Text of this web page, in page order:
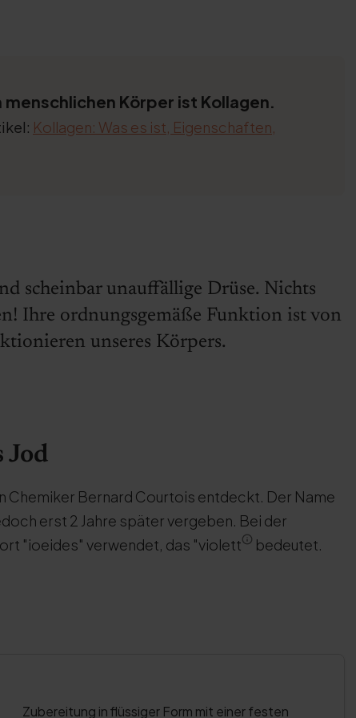
Körper ist Kollagen.
Kollagen: Was es ist, Eigenschaften,
scheinbar unauffällige Drüse. Nichts
Ihre ordnungsgemäße Funktion ist von
unseres Körpers.
Jod
Chemiker Bernard Courtois entdeckt. Der Name
erst 2 Jahre später vergeben. Bei der
"ioeides" verwendet, das "violett
bedeutet.
Zubereitung in flüssiger Form mit einer festen